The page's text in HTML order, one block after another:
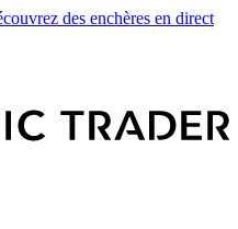
des enchères en direct